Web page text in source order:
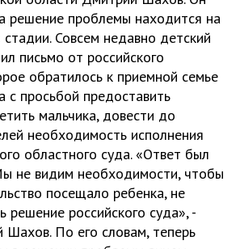
решение проблемы находится на
Совсем недавно детский
письмо от российского
обратилось к приемной семье
с просьбой предоставить
мальчика, довести до
необходимость исполнения
областного суда. «Ответ был
не видим необходимости, чтобы
посещало ребенка, не
решение российского суда», -
По его словам, теперь